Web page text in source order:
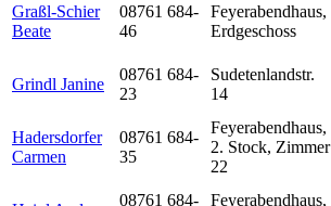
Graßl-Schier
Beate
08761 684-
46
Feyerabendhaus,
Erdgeschoss
Grindl Janine
08761 684-
23
Sudetenlandstr.
14
Hadersdorfer
Carmen
08761 684-
35
Feyerabendhaus,
2. Stock, Zimmer
22
08761 684-
Feyerabendhaus,